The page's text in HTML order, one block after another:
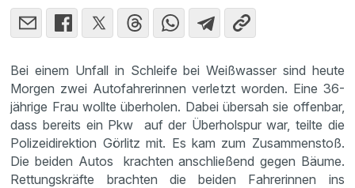
Bei einem Unfall in Schleife bei Weißwasser sind heute
Morgen zwei Autofahrerinnen verletzt worden. Eine 36-
jährige Frau wollte überholen. Dabei übersah sie offenbar,
dass bereits ein Pkw auf der Überholspur war, teilte die
Polizeidirektion Görlitz mit. Es kam zum Zusammenstoß.
Die beiden Autos krachten anschließend gegen Bäume.
Rettungskräfte brachten die beiden Fahrerinnen ins